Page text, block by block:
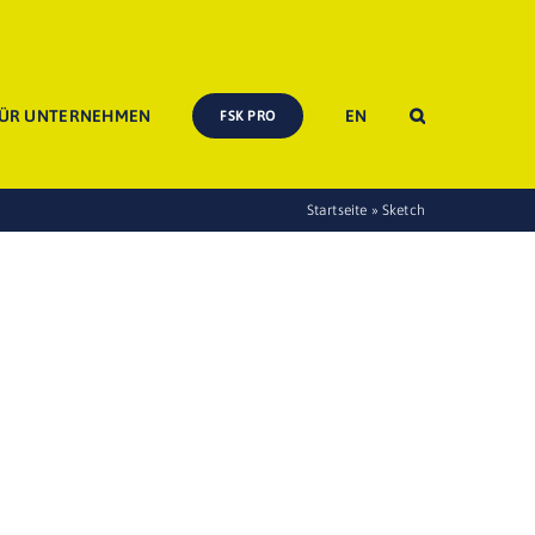
UNTERNEHMEN FSK PRO EN
Startseite » Sketch